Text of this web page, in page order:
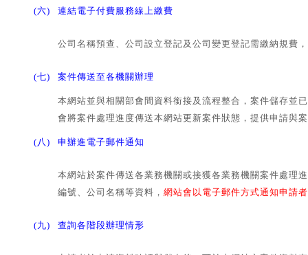
(六) 連結電子付費服務線上繳費
公司名稱預查、公司設立登記及公司變更登記需繳納規費
(七) 案件傳送至各機關辦理
本網站並與相關部會間資料銜接及流程整合，案件儲存並
會將案件處理進度傳送本網站更新案件狀態，提供申請與
(八) 申辦進電子郵件通知
本網站於案件傳送各業務機關或接獲各業務機關案件處理
編號、公司名稱等資料， 網站會以電子郵件方式通知申請
(九) 查詢各階段辦理情形